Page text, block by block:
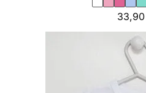
33,90